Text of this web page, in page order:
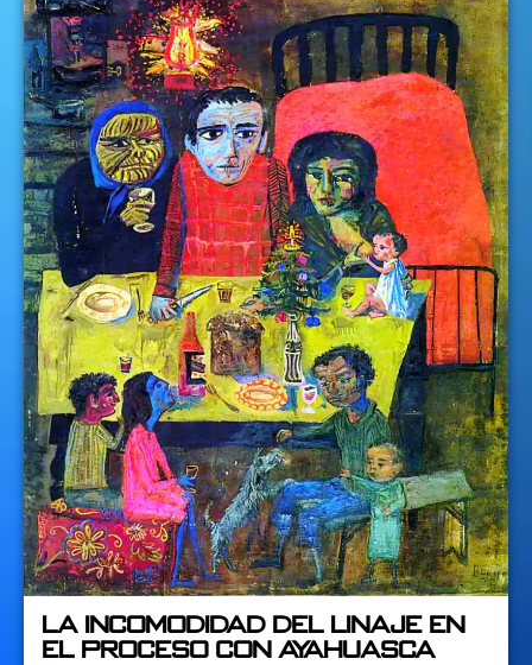
La incomodidad del linaje en
el proceso con Ayahuasca